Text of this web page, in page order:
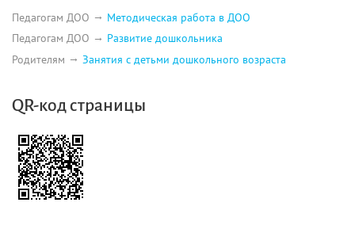
Педагогам ДОО
Методическая работа в ДОО
Педагогам ДОО
Развитие дошкольника
Родителям
Занятия с детьми дошкольного возраста
QR-код страницы